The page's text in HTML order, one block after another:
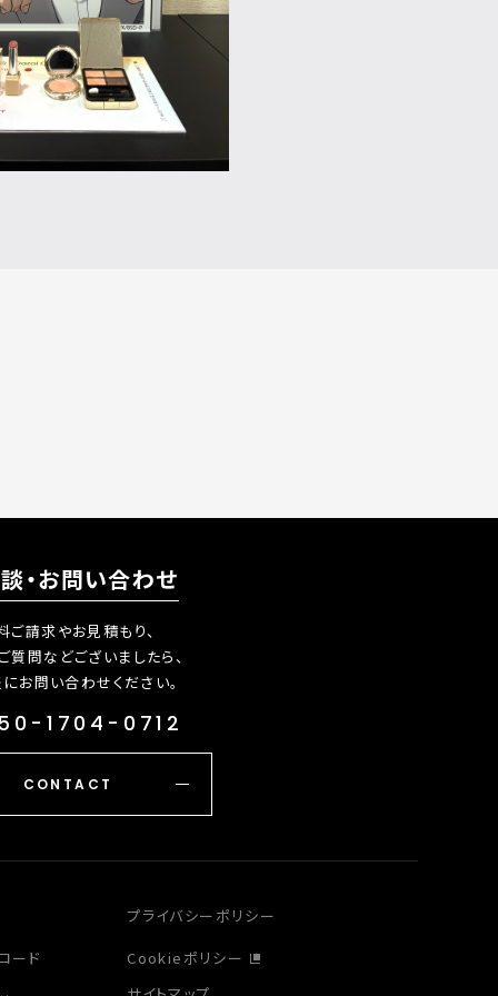
・お問い合わせ
ご請求やお見積もり、
質問などございましたら、
お問い合わせください。
1704-0712
CONTACT
ード
プライバシーポリシー
Cookieポリシー